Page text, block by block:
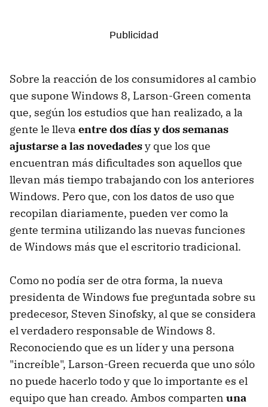
Sobre la reacción de los consumidores al cambio
que supone Windows 8, Larson-Green comenta
que, según los estudios que han realizado, a la
gente le lleva entre dos días y dos semanas
ajustarse a las novedadesy que los que
encuentran más dificultades son aquellos que
llevan más tiempo trabajando con los anteriores
Windows. Pero que, con los datos de uso que
recopilan diariamente, pueden ver como la
gente termina utilizando las nuevas funciones
de Windows más que el escritorio tradicional.
Como no podía ser de otra forma, la nueva
presidenta de Windows fue preguntada sobre su
predecesor, Steven Sinofsky, al que se considera
el verdadero responsable de Windows 8.
Reconociendo que es un líder y una persona
"increíble", Larson-Green recuerda que uno sólo
no puede hacerlo todo y que lo importante es el
equipo que han creado. Ambos comparten una